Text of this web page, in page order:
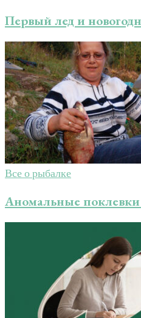
Первый лед и
Все о рыбалке
Аномальные